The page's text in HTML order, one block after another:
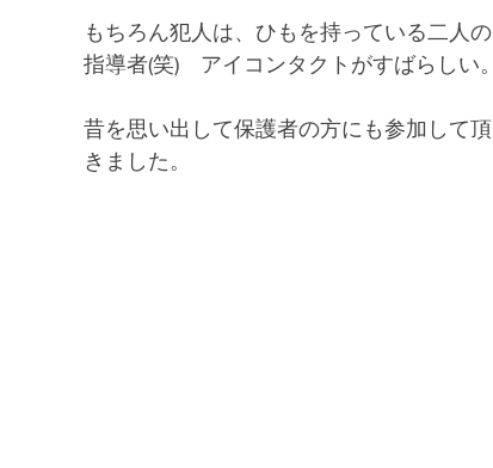
もちろん犯人は、ひもを持っている二人の
指導者(笑)　アイコンタクトがすばらしい。
昔を思い出して保護者の方にも参加して頂
きました。